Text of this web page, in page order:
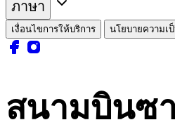
ภาษา
เงื่อนไขการให้บริการ นโยบายความเ
สนามบินซ